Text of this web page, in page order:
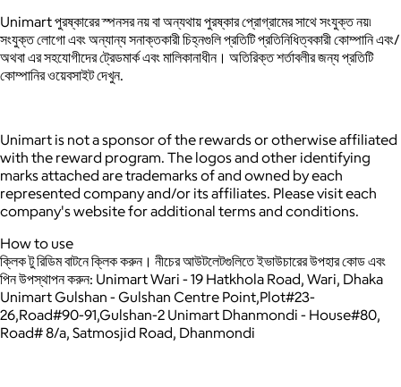
Unimart পুরষ্কারের স্পনসর নয় বা অন্যথায় পুরষ্কার প্রোগ্রামের সাথে সংযুক্ত নয়৷
সংযুক্ত লোগো এবং অন্যান্য সনাক্তকারী চিহ্নগুলি প্রতিটি প্রতিনিধিত্বকারী কোম্পানি এবং/
অথবা এর সহযোগীদের ট্রেডমার্ক এবং মালিকানাধীন। অতিরিক্ত শর্তাবলীর জন্য প্রতিটি
কোম্পানির ওয়েবসাইট দেখুন.
Unimart is not a sponsor of the rewards or otherwise affiliated
with the reward program. The logos and other identifying
marks attached are trademarks of and owned by each
represented company and/or its affiliates. Please visit each
company's website for additional terms and conditions.
How to use
ক্লিক টু রিডিম বাটনে ক্লিক করুন। নীচের আউটলেটগুলিতে ইভাউচারের উপহার কোড এবং
পিন উপস্থাপন করুন: Unimart Wari - 19 Hatkhola Road, Wari, Dhaka
Unimart Gulshan - Gulshan Centre Point,Plot#23-
26,Road#90-91,Gulshan-2 Unimart Dhanmondi - House#80,
Road# 8/a, Satmosjid Road, Dhanmondi